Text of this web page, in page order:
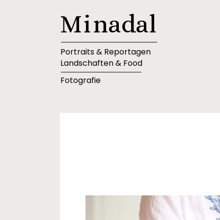
Fotografie
Portraits & Reportagen
Landschaften & Food
Minadal